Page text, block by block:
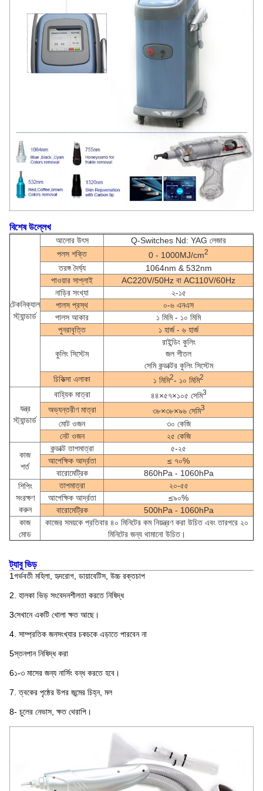
বিশেষ উল্লেখ
টেকনিক্যাল
স্ট্যান্ডার্ড
আলোর উৎস
Q-Switches Nd: YAG লেজার
পলস শক্তি
0 - 1000MJ/cm2
তরঙ্গ দৈর্ঘ্য
1064nm & 532nm
পাওয়ার সাপ্লাই
AC220V/50Hz বা AC110V/60Hz
নাড়ির সংখ্যা
২-১৫
পালস প্রস্থ
০-৬ এনএস
পালস আকার
১ মিমি - ১০ মিমি
পুনরাবৃত্তি
১ হার্জ - ৬ হার্জ
কুলিং সিস্টেম
রাইন্ডিং কুলিং
জল শীতল
সেমি কন্ডাক্টর কুলিং সিস্টেম
চিকিত্সা এলাকা
১ মিমি2- ১০ মিমি2
যন্ত্র
স্ট্যান্ডার্ড
বাহ্যিক মাত্রা ৪৪×৫৭×১০৫ সেমি3
অভ্যন্তরীণ মাত্রা ৩৮×৩৮×৯৬ সেমি3
মোট ওজন
৩০ কেজি
নেট ওজন
২৫ কেজি
কাজ
শর্ত
কন্ডাক্ট তাপমাত্রা
৫-২৫
আপেক্ষিক আর্দ্রতা
≤ ৭০%
বারোমেট্রিক
860hPa - 1060hPa
শিপিং
সংরক্ষণ
করুন
তাপমাত্রা
২০-৫৫
আপেক্ষিক আর্দ্রতা
≤৯০%
বারোমেট্রিক
500hPa - 1060hPa
কাজ
মোড
কাজের সময়কে প্রতিবার ৪০ মিনিটের কম নিয়ন্ত্রণ করা উচিত এবং তারপরে ২০
মিনিটের জন্য থামানো উচিত।
ট্যাবু ভিড়
1গর্ভবতী মহিলা, হৃদরোগ, ডায়াবেটিস, উচ্চ রক্তচাপ
2. হালকা ভিড় সংবেদনশীলতা করতে নিষিদ্ধ
3সেখানে একটি খোলা ক্ষত আছে।
4. সাম্প্রতিক জনসংখ্যার চকচকে এড়াতে পারবেন না
5স্তনপান নিষিদ্ধ করা
6১-৩ মাসের জন্য নার্সিং বন্ধ করতে হবে।
7. ত্বকের পৃষ্ঠের উপর জন্মের চিহ্ন, মল
8- চুলের নেভাস, ক্ষত থেরাপি।